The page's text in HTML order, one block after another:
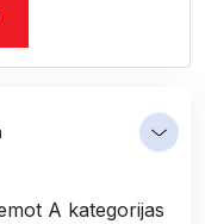
A kategorijas